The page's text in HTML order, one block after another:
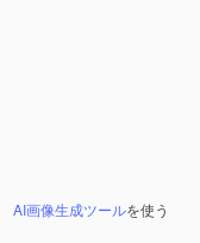
AI画像生成ツールを使う